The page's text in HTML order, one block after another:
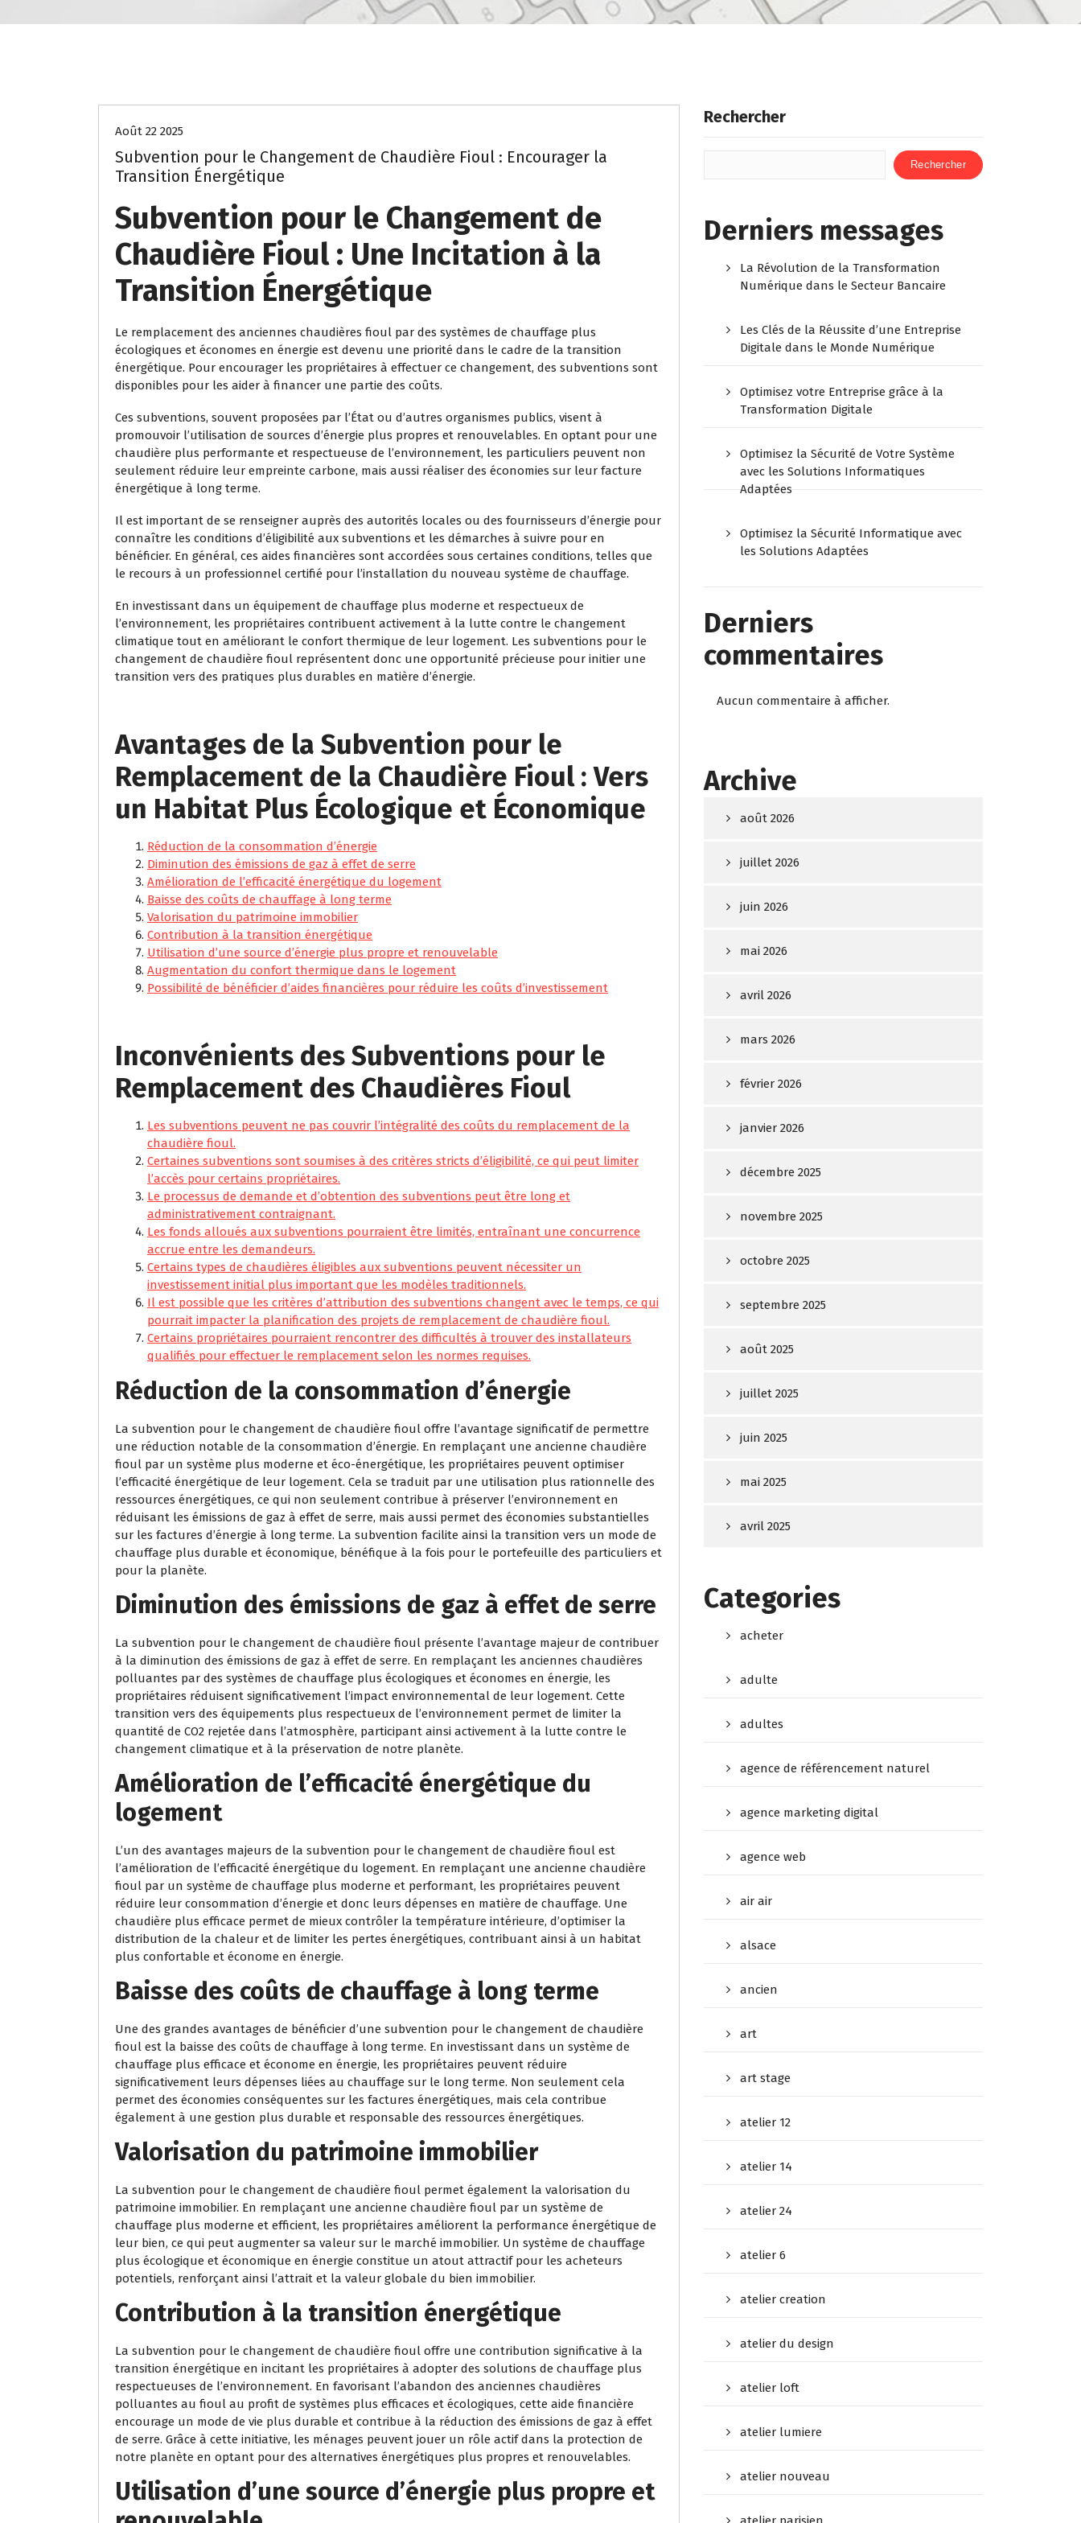
Août 22 2025
Subvention pour le Changement de Chaudière Fioul : Encourager la
Transition Énergétique
Subvention pour le Changement de
Chaudière Fioul : Une Incitation à la
Transition Énergétique
Le remplacement des anciennes chaudières fioul par des systèmes de chauffage plus
écologiques et économes en énergie est devenu une priorité dans le cadre de la transition
énergétique. Pour encourager les propriétaires à effectuer ce changement, des subventions sont
disponibles pour les aider à financer une partie des coûts.
Ces subventions, souvent proposées par l’État ou d’autres organismes publics, visent à
promouvoir l’utilisation de sources d’énergie plus propres et renouvelables. En optant pour une
chaudière plus performante et respectueuse de l’environnement, les particuliers peuvent non
seulement réduire leur empreinte carbone, mais aussi réaliser des économies sur leur facture
énergétique à long terme.
Il est important de se renseigner auprès des autorités locales ou des fournisseurs d’énergie pour
connaître les conditions d’éligibilité aux subventions et les démarches à suivre pour en
bénéficier. En général, ces aides financières sont accordées sous certaines conditions, telles que
le recours à un professionnel certifié pour l’installation du nouveau système de chauffage.
En investissant dans un équipement de chauffage plus moderne et respectueux de
l’environnement, les propriétaires contribuent activement à la lutte contre le changement
climatique tout en améliorant le confort thermique de leur logement. Les subventions pour le
changement de chaudière fioul représentent donc une opportunité précieuse pour initier une
transition vers des pratiques plus durables en matière d’énergie.
Avantages de la Subvention pour le
Remplacement de la Chaudière Fioul : Vers
un Habitat Plus Écologique et Économique
Réduction de la consommation d’énergie
Diminution des émissions de gaz à effet de serre
Amélioration de l’efficacité énergétique du logement
Baisse des coûts de chauffage à long terme
Valorisation du patrimoine immobilier
Contribution à la transition énergétique
Utilisation d’une source d’énergie plus propre et renouvelable
Augmentation du confort thermique dans le logement
Possibilité de bénéficier d’aides financières pour réduire les coûts d’investissement
Inconvénients des Subventions pour le
Remplacement des Chaudières Fioul
Les subventions peuvent ne pas couvrir l’intégralité des coûts du remplacement de la
chaudière fioul.
Certaines subventions sont soumises à des critères stricts d’éligibilité, ce qui peut limiter
l’accès pour certains propriétaires.
Le processus de demande et d’obtention des subventions peut être long et
administrativement contraignant.
Les fonds alloués aux subventions pourraient être limités, entraînant une concurrence
accrue entre les demandeurs.
Certains types de chaudières éligibles aux subventions peuvent nécessiter un
investissement initial plus important que les modèles traditionnels.
Il est possible que les critères d’attribution des subventions changent avec le temps, ce qui
pourrait impacter la planification des projets de remplacement de chaudière fioul.
Certains propriétaires pourraient rencontrer des difficultés à trouver des installateurs
qualifiés pour effectuer le remplacement selon les normes requises.
Réduction de la consommation d’énergie
La subvention pour le changement de chaudière fioul offre l’avantage significatif de permettre
une réduction notable de la consommation d’énergie. En remplaçant une ancienne chaudière
fioul par un système plus moderne et éco-énergétique, les propriétaires peuvent optimiser
l’efficacité énergétique de leur logement. Cela se traduit par une utilisation plus rationnelle des
ressources énergétiques, ce qui non seulement contribue à préserver l’environnement en
réduisant les émissions de gaz à effet de serre, mais aussi permet des économies substantielles
sur les factures d’énergie à long terme. La subvention facilite ainsi la transition vers un mode de
chauffage plus durable et économique, bénéfique à la fois pour le portefeuille des particuliers et
pour la planète.
Diminution des émissions de gaz à effet de serre
La subvention pour le changement de chaudière fioul présente l’avantage majeur de contribuer
à la diminution des émissions de gaz à effet de serre. En remplaçant les anciennes chaudières
polluantes par des systèmes de chauffage plus écologiques et économes en énergie, les
propriétaires réduisent significativement l’impact environnemental de leur logement. Cette
transition vers des équipements plus respectueux de l’environnement permet de limiter la
quantité de CO2 rejetée dans l’atmosphère, participant ainsi activement à la lutte contre le
changement climatique et à la préservation de notre planète.
Amélioration de l’efficacité énergétique du
logement
L’un des avantages majeurs de la subvention pour le changement de chaudière fioul est
l’amélioration de l’efficacité énergétique du logement. En remplaçant une ancienne chaudière
fioul par un système de chauffage plus moderne et performant, les propriétaires peuvent
réduire leur consommation d’énergie et donc leurs dépenses en matière de chauffage. Une
chaudière plus efficace permet de mieux contrôler la température intérieure, d’optimiser la
distribution de la chaleur et de limiter les pertes énergétiques, contribuant ainsi à un habitat
plus confortable et économe en énergie.
Baisse des coûts de chauffage à long terme
Une des grandes avantages de bénéficier d’une subvention pour le changement de chaudière
fioul est la baisse des coûts de chauffage à long terme. En investissant dans un système de
chauffage plus efficace et économe en énergie, les propriétaires peuvent réduire
significativement leurs dépenses liées au chauffage sur le long terme. Non seulement cela
permet des économies conséquentes sur les factures énergétiques, mais cela contribue
également à une gestion plus durable et responsable des ressources énergétiques.
Valorisation du patrimoine immobilier
La subvention pour le changement de chaudière fioul permet également la valorisation du
patrimoine immobilier. En remplaçant une ancienne chaudière fioul par un système de
chauffage plus moderne et efficient, les propriétaires améliorent la performance énergétique de
leur bien, ce qui peut augmenter sa valeur sur le marché immobilier. Un système de chauffage
plus écologique et économique en énergie constitue un atout attractif pour les acheteurs
potentiels, renforçant ainsi l’attrait et la valeur globale du bien immobilier.
Contribution à la transition énergétique
La subvention pour le changement de chaudière fioul offre une contribution significative à la
transition énergétique en incitant les propriétaires à adopter des solutions de chauffage plus
respectueuses de l’environnement. En favorisant l’abandon des anciennes chaudières
polluantes au fioul au profit de systèmes plus efficaces et écologiques, cette aide financière
encourage un mode de vie plus durable et contribue à la réduction des émissions de gaz à effet
de serre. Grâce à cette initiative, les ménages peuvent jouer un rôle actif dans la protection de
notre planète en optant pour des alternatives énergétiques plus propres et renouvelables.
Utilisation d’une source d’énergie plus propre et
Rechercher
Rechercher
Derniers messages
La Révolution de la Transformation
Numérique dans le Secteur Bancaire
Les Clés de la Réussite d’une Entreprise
Digitale dans le Monde Numérique
Optimisez votre Entreprise grâce à la
Transformation Digitale
Optimisez la Sécurité de Votre Système
avec les Solutions Informatiques
Adaptées
Optimisez la Sécurité Informatique avec
les Solutions Adaptées
Derniers
commentaires
Aucun commentaire à afficher.
Archive
août 2026
juillet 2026
juin 2026
mai 2026
avril 2026
mars 2026
février 2026
janvier 2026
décembre 2025
novembre 2025
octobre 2025
septembre 2025
août 2025
juillet 2025
juin 2025
mai 2025
avril 2025
Categories
acheter
adulte
adultes
agence de référencement naturel
agence marketing digital
agence web
air air
alsace
ancien
art
art stage
atelier 12
atelier 14
atelier 24
atelier 6
atelier creation
atelier du design
atelier loft
atelier lumiere
atelier nouveau